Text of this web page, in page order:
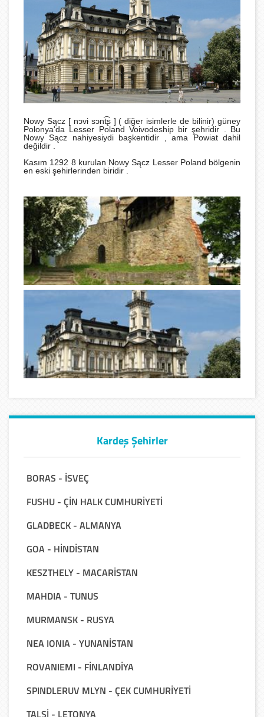
Nowy Sącz [ nɔvɨ sɔnt͡ʂ ] ( diğer isimlerle de bilinir) güney
Polonya'da Lesser Poland Voivodeship bir şehridir . Bu
Nowy Sącz nahiyesiydi başkentidir , ama Powiat dahil
değildir .
Kasım 1292 8 kurulan Nowy Sącz Lesser Poland bölgenin
en eski şehirlerinden biridir .
Kardeş Şehirler
BORAS - İSVEÇ
FUSHU - ÇİN HALK CUMHURİYETİ
GLADBECK - ALMANYA
GOA - HİNDİSTAN
KESZTHELY - MACARİSTAN
MAHDIA - TUNUS
MURMANSK - RUSYA
NEA IONIA - YUNANİSTAN
ROVANIEMI - FİNLANDİYA
SPINDLERUV MLYN - ÇEK CUMHURİYETİ
TALSİ - LETONYA